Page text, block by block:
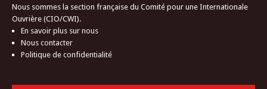
Nous sommes la section française du Comité pour une Internationale
Ouvrière (CIO/CWI).
En savoir plus sur nous
Nous contacter
Politique de confidentialité